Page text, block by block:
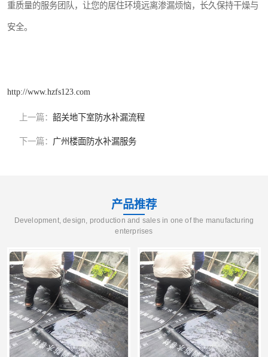
重质量的服务团队，让您的居住环境远离渗漏烦恼，长久保持干燥与
安全。
http://www.hzfs123.com
上一篇： 韶关地下室防水补漏流程
下一篇： 广州楼面防水补漏服务
产品推荐
Development, design, production and sales in one of the manufacturing
enterprises